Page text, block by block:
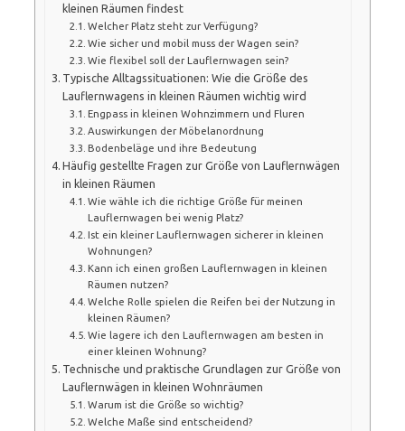
kleinen Räumen findest
Welcher Platz steht zur Verfügung?
Wie sicher und mobil muss der Wagen sein?
Wie flexibel soll der Lauflernwagen sein?
Typische Alltagssituationen: Wie die Größe des
Lauflernwagens in kleinen Räumen wichtig wird
Engpass in kleinen Wohnzimmern und Fluren
Auswirkungen der Möbelanordnung
Bodenbeläge und ihre Bedeutung
Häufig gestellte Fragen zur Größe von Lauflernwägen
in kleinen Räumen
Wie wähle ich die richtige Größe für meinen
Lauflernwagen bei wenig Platz?
Ist ein kleiner Lauflernwagen sicherer in kleinen
Wohnungen?
Kann ich einen großen Lauflernwagen in kleinen
Räumen nutzen?
Welche Rolle spielen die Reifen bei der Nutzung in
kleinen Räumen?
Wie lagere ich den Lauflernwagen am besten in
einer kleinen Wohnung?
Technische und praktische Grundlagen zur Größe von
Lauflernwägen in kleinen Wohnräumen
Warum ist die Größe so wichtig?
Welche Maße sind entscheidend?